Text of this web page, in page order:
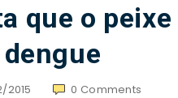
que o
2015 0 Comments